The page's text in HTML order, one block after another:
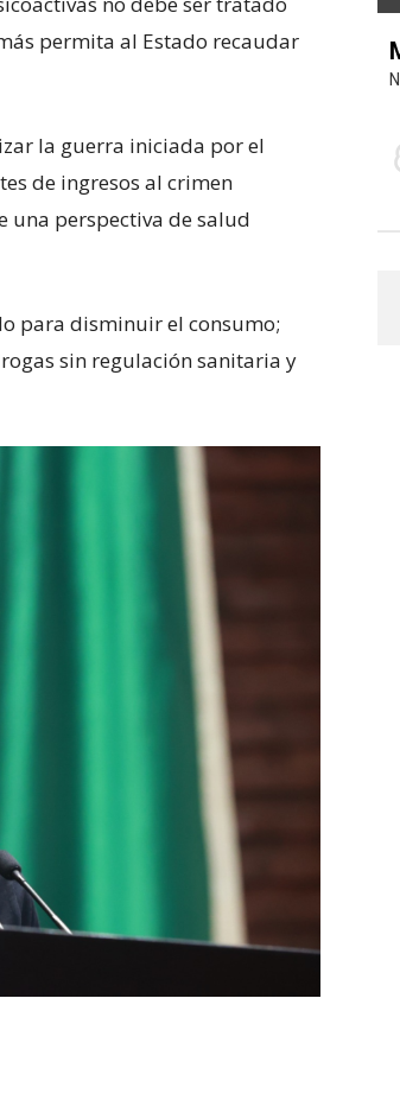
permita al Estado recaudar
la guerra iniciada por el
de ingresos al crimen
una perspectiva de salud
para disminuir el consumo;
sin regulación sanitaria y